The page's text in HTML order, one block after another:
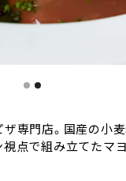
専門店。国産の小
点で組み立てたマ